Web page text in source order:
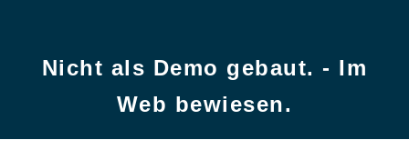
Nicht als Demo gebaut. - Im
Web bewiesen.